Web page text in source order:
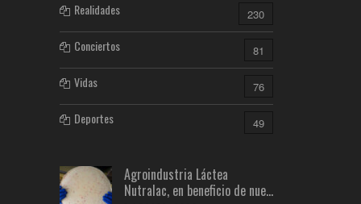
Realidades 230
Conciertos 81
Vidas 76
Deportes 49
Agroindustria Láctea
Nutralac, en beneficio de nue...